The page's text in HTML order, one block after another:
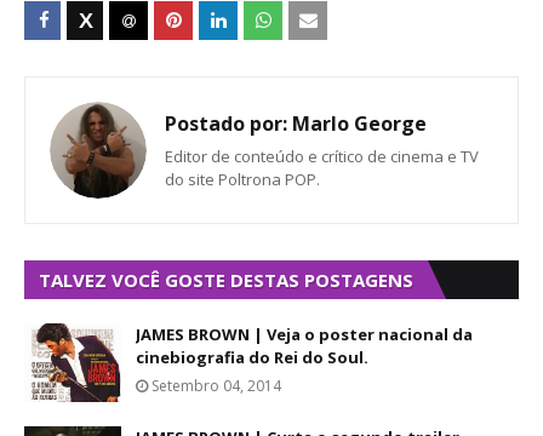
Postado por: Marlo George
Editor de conteúdo e crítico de cinema e TV
do site Poltrona POP.
TALVEZ VOCÊ GOSTE DESTAS POSTAGENS
JAMES BROWN | Veja o poster nacional da
cinebiografia do Rei do Soul.
Setembro 04, 2014